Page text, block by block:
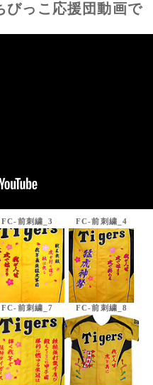
びっこ応援団動画で
FC-前刺繍_3 FC-前刺繍_4
FC-前刺繍_7 FC-前刺繍_8